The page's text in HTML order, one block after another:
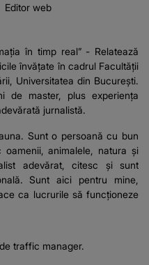
Editor web
în timp real” - Relatează
învățate în cadrul Facultății
Universitatea din București.
master, plus experiența
jurnalistă.
Sunt o persoană cu bun
animalele, natura și
adevărat, citesc și sunt
Sunt aici pentru mine,
ca lucrurile să funcționeze
traffic manager.